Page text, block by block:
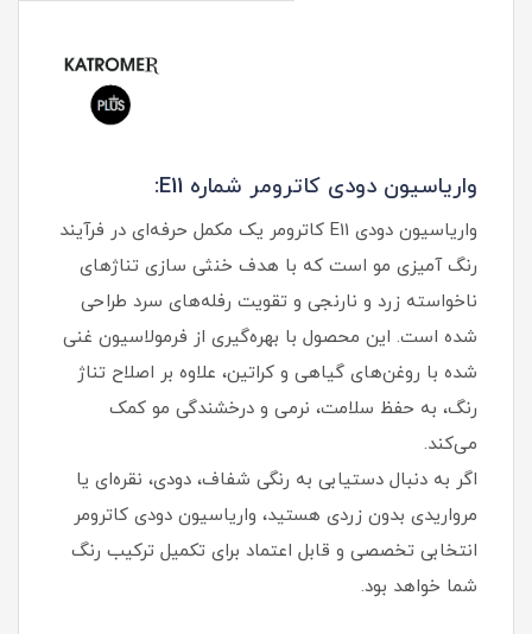
واریاسیون دودی کاترومر شماره E11:
واریاسیون دودی E11 کاترومر یک مکمل حرفه‌ای در فرآیند
رنگ‌ آمیزی مو است که با هدف خنثی‌ سازی تناژهای
ناخواسته زرد و نارنجی و تقویت رفله‌های سرد طراحی
شده است. این محصول با بهره‌گیری از فرمولاسیون غنی
شده با روغن‌های گیاهی و کراتین، علاوه بر اصلاح تناژ
رنگ، به حفظ سلامت، نرمی و درخشندگی مو کمک
می‌کند.
اگر به دنبال دستیابی به رنگی شفاف، دودی، نقره‌ای یا
مرواریدی بدون زردی هستید، واریاسیون دودی کاترومر
انتخابی تخصصی و قابل اعتماد برای تکمیل ترکیب رنگ
شما خواهد بود.